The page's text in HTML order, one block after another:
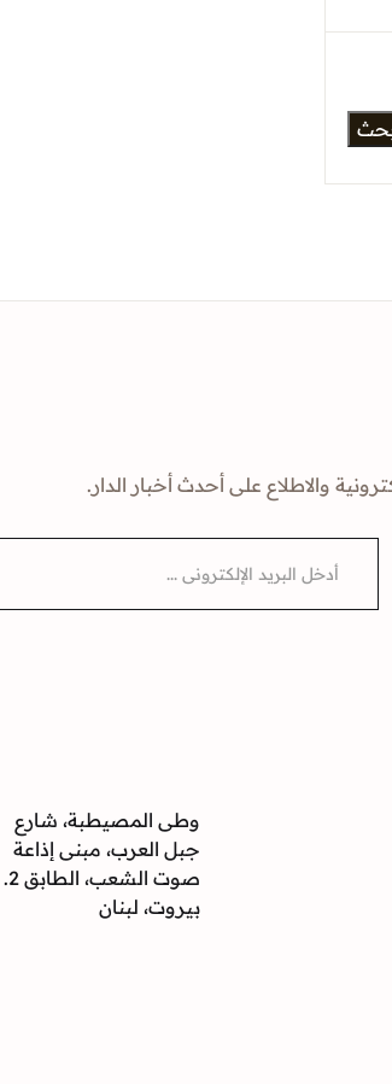
والاطلاع على أحدث أخبار الدار.
i
وطى المصيطبة، شارع
جبل العرب، مبنى إذاعة
صوت الشعب، الطابق 2.
بيروت، لبنان